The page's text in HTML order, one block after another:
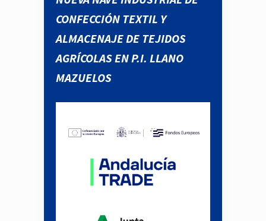
CONFECCIÓN TEXTIL Y
ALMACENAJE DE TEJIDOS
AGRÍCOLAS EN P.I. LLANO
MAZUELOS